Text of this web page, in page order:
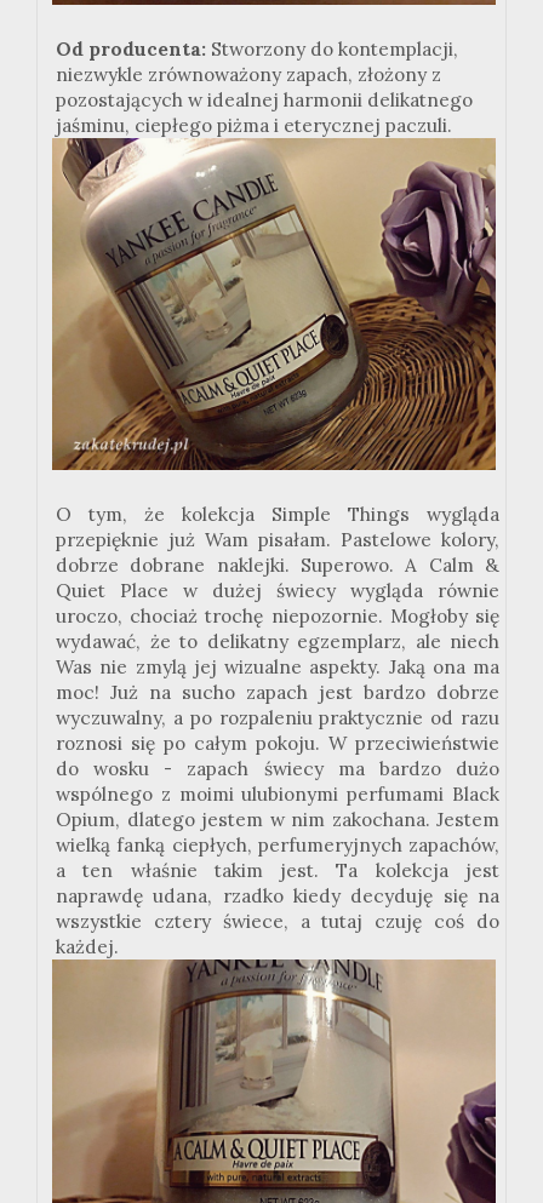
Od producenta: Stworzony do kontemplacji,
niezwykle zrównoważony zapach, złożony z
pozostających w idealnej harmonii delikatnego
jaśminu, ciepłego piżma i eterycznej paczuli.
O tym, że kolekcja Simple Things wygląda
przepięknie już Wam pisałam. Pastelowe kolory,
dobrze dobrane naklejki. Superowo. A Calm &
Quiet Place w dużej świecy wygląda równie
uroczo, chociaż trochę niepozornie. Mogłoby się
wydawać, że to delikatny egzemplarz, ale niech
Was nie zmylą jej wizualne aspekty. Jaką ona ma
moc! Już na sucho zapach jest bardzo dobrze
wyczuwalny, a po rozpaleniu praktycznie od razu
roznosi się po całym pokoju. W przeciwieństwie
do wosku - zapach świecy ma bardzo dużo
wspólnego z moimi ulubionymi perfumami Black
Opium, dlatego jestem w nim zakochana. Jestem
wielką fanką ciepłych, perfumeryjnych zapachów,
a ten właśnie takim jest. Ta kolekcja jest
naprawdę udana, rzadko kiedy decyduję się na
wszystkie cztery świece, a tutaj czuję coś do
każdej.